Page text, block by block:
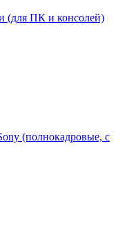
(для ПК и консолей)
(полнокадровые, с